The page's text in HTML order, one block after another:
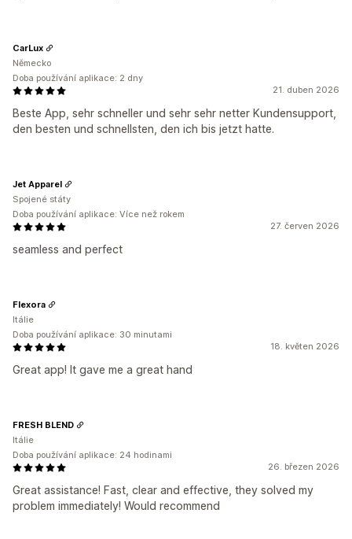
21. duben 2026
Beste App, sehr schneller und sehr sehr netter Kundensupport,
den besten und schnellsten, den ich bis jetzt hatte.
CarLux
Německo
Doba používání aplikace: 2 dny
27. červen 2026
seamless and perfect
Jet Apparel
Spojené státy
Doba používání aplikace: Více než rokem
18. květen 2026
Great app! It gave me a great hand
Flexora
Itálie
Doba používání aplikace: 30 minutami
26. březen 2026
Great assistance! Fast, clear and effective, they solved my
problem immediately! Would recommend
FRESH BLEND
Itálie
Doba používání aplikace: 24 hodinami